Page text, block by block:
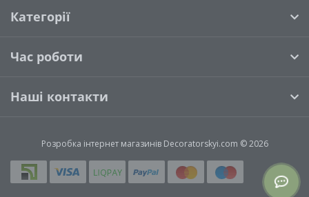
Категорії
Час роботи
Наші контакти
Розробка інтернет магазинівDecoratorskyi.com © 2026